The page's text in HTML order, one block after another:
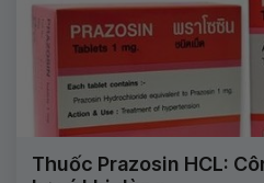
Thuốc Prazosin HCL: